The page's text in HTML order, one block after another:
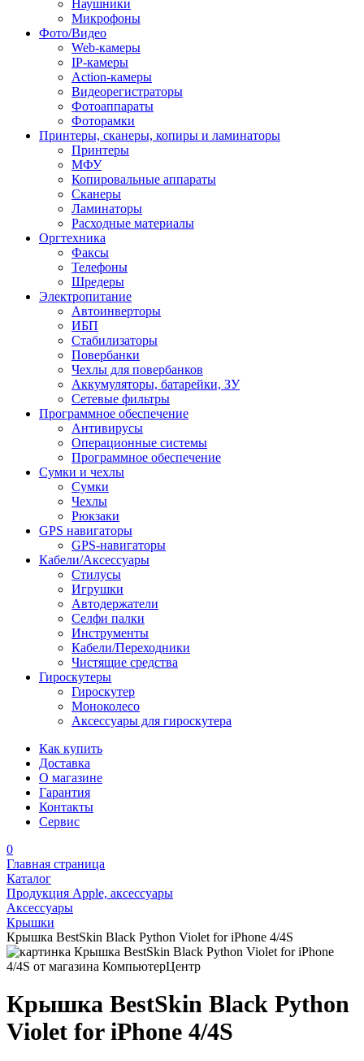
Наушники
Микрофоны
Фото/Видео
Web-камеры
IP-камеры
Action-камеры
Видеорегистраторы
Фотоаппараты
Фоторамки
Принтеры, сканеры, копиры и ламинаторы
Принтеры
МФУ
Копировальные аппараты
Сканеры
Ламинаторы
Расходные материалы
Оргтехника
Факсы
Телефоны
Шредеры
Электропитание
Автоинверторы
ИБП
Стабилизаторы
Повербанки
Чехлы для повербанков
Аккумуляторы, батарейки, ЗУ
Сетевые фильтры
Программное обеспечение
Антивирусы
Операционные системы
Программное обеспечение
Сумки и чехлы
Сумки
Чехлы
Рюкзаки
GPS навигаторы
GPS-навигаторы
Кабели/Аксессуары
Стилусы
Игрушки
Автодержатели
Селфи палки
Инструменты
Кабели/Переходники
Чистящие средства
Гироскутеры
Гироскутер
Моноколесо
Аксессуары для гироскутера
Как купить
Доставка
О магазине
Гарантия
Контакты
Сервис
0
Главная страница
Каталог
Продукция Apple, аксессуары
Аксессуары
Крышки
Крышка BestSkin Black Python Violet for iPhone 4/4S
Крышка BestSkin Black Python
Violet for iPhone 4/4S